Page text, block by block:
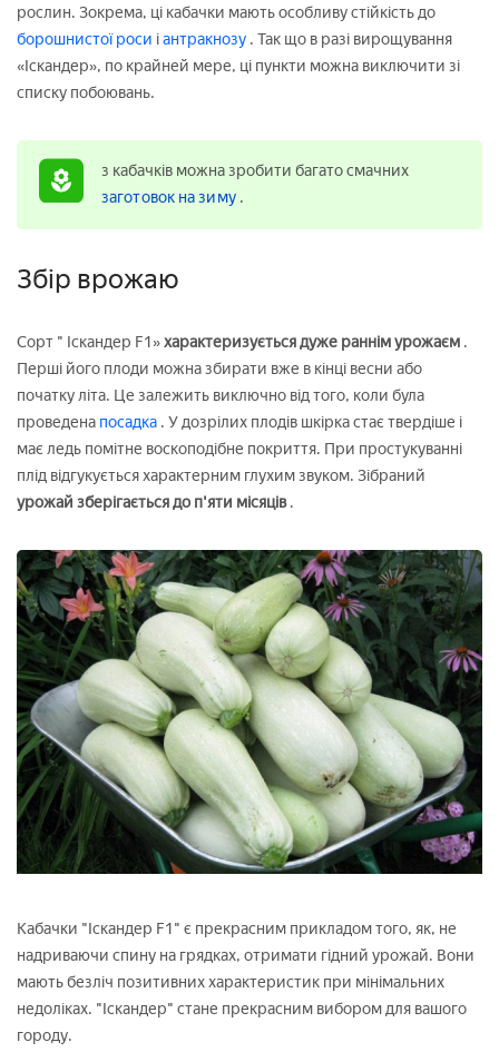
рослин. Зокрема, ці кабачки мають особливу стійкість до
борошнистої роси іантракнозу . Так що в разі вирощування
«Іскандер», по крайней мере, ці пункти можна виключити зі
списку побоювань.
з кабачків можна зробити багато смачних
заготовок на зиму .
Збір врожаю
Сорт " Іскандер F1»характеризується дуже раннім урожаєм .
Перші його плоди можна збирати вже в кінці весни або
початку літа. Це залежить виключно від того, коли була
проведена посадка . У дозрілих плодів шкірка стає твердіше і
має ледь помітне воскоподібне покриття. При простукуванні
плід відгукується характерним глухим звуком. Зібраний
урожай зберігається до п'яти місяців.
Кабачки "Іскандер F1" є прекрасним прикладом того, як, не
надриваючи спину на грядках, отримати гідний урожай. Вони
мають безліч позитивних характеристик при мінімальних
недоліках. "Іскандер" стане прекрасним вибором для вашого
городу.